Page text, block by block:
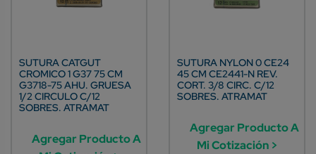
SUTURA CATGUT
CROMICO 1 G37 75 CM
G3718-75 AHU. GRUESA
1/2 CIRCULO C/12
SOBRES. ATRAMAT
Agregar Producto A
SUTURA NYLON 0 CE24
45 CM CE2441-N REV.
CORT. 3/8 CIRC. C/12
SOBRES. ATRAMAT
Agregar Producto A
Mi Cotización >